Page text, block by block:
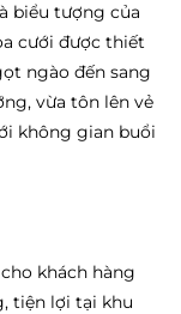
biểu tượng của
cưới được thiết
ngào đến sang
vừa tôn lên vẻ
không gian buổi
khách hàng
tiện lợi tại khu